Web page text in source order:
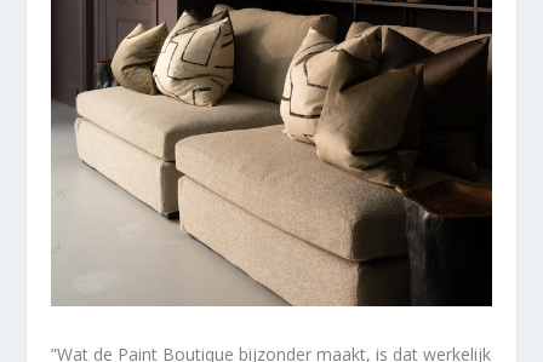
”Wat de Paint Boutique bijzonder maakt, is dat werkelijk